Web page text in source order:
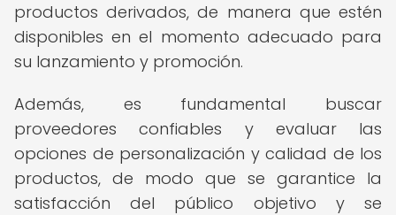
productos derivados, de manera que estén
disponibles en el momento adecuado para
su lanzamiento y promoción.
Además, es fundamental buscar
proveedores confiables y evaluar las
opciones de personalización y calidad de los
productos, de modo que se garantice la
satisfacción del público objetivo y se